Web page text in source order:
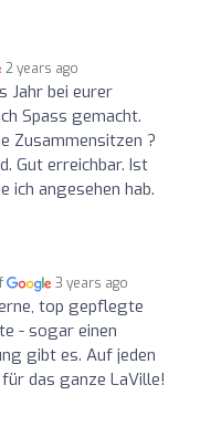
2 years ago
Jahr bei eurer
Spass gemacht.
Zusammensitzen ?
Gut erreichbar. Ist
ich angesehen hab.
3 years ago
top gepflegte
- sogar einen
gibt es. Auf jeden
das ganze LaVille!